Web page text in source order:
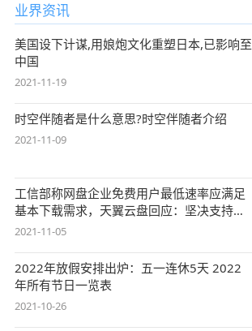
业界资讯
美国设下计谋,用娘炮文化重塑日本,已影响至
中国
2021-11-19
时空伴随者是什么意思?时空伴随者介绍
2021-11-09
工信部称网盘企业免费用户最低速率应满足
基本下载需求，天翼云盘回应：坚决支持，
始终
2021-11-05
2022年放假安排出炉：五一连休5天 2022
年所有节日一览表
2021-10-26